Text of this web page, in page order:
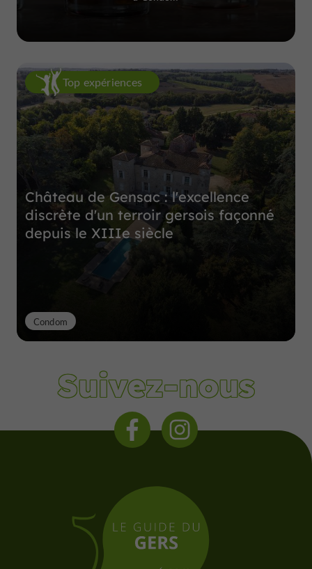
Top expériences
Château de Gensac : l'excellence
discrète d'un terroir gersois façonné
depuis le XIIIe siècle
Condom
Suivez-nous